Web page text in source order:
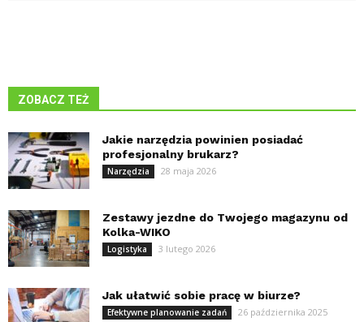
ZOBACZ TEŻ
Jakie narzędzia powinien posiadać
profesjonalny brukarz?
Narzędzia 28 maja 2026
Zestawy jezdne do Twojego magazynu od
Kolka-WIKO
Logistyka 3 lutego 2026
Jak ułatwić sobie pracę w biurze?
Efektywne planowanie zadań 26 października 2025